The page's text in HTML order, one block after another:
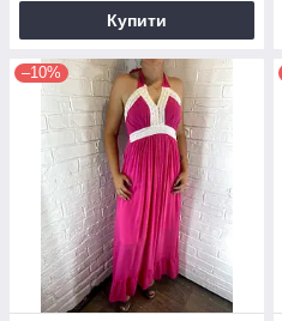
Купити
–10%